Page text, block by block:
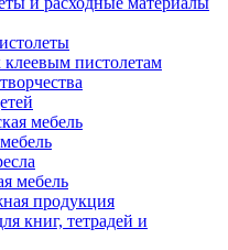
пистолетам
мебель
мебель
продукция
книг, тетрадей и